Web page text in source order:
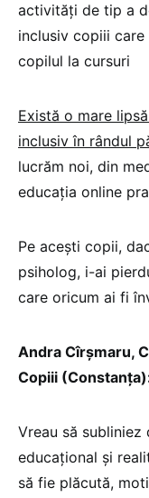
activități de tip a
inclusiv copiii
copilul la cursuri
Există o mare
inclusiv în rândul
lucrăm noi, din
educația online
Pe acești copii,
psiholog, i-ai
care oricum ai fi
Andra Cîrșmaru,
Copiii
Vreau să
educațional și
să fie plăcută,